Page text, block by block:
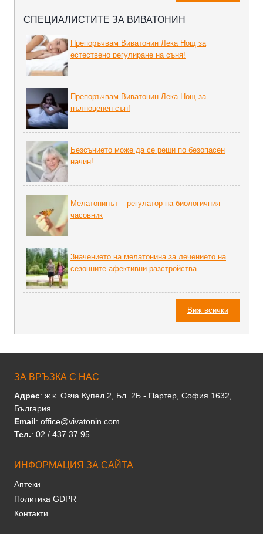
СПЕЦИАЛИСТИТЕ ЗА ВИВАТОНИН
Препоръчвам Виватонин Лека Нощ за
естествено регулиране на съня!
Препоръчвам Виватонин Лека Нощ за
пълноценен сън!
Безсънието може да се реши по безопасен
начин!
Мелатонинът – регулатор на биoлoгичния
часовник
3начението на мелатонина за лечението на
сезонните афективни разстройства
Виж всички
ЗА ВРЪЗКА С НАС
Адрес: ж.к. Овча Купел 2, Бл. 2Б - Партер, София 1632,
България
Email: office@vivatonin.com
Тел.: 02 / 437 37 95
ИНФОРМАЦИЯ ЗА САЙТА
Аптеки
Политика GDPR
Контакти